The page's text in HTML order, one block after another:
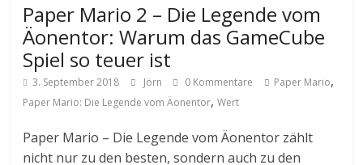
Paper Mario 2 – Die Legende vom
Äonentor: Warum das GameCube
Spiel so teuer ist
3. September 2018 Jörn 0 Kommentare Paper Mario,
Paper Mario: Die Legende vom Äonentor,Wert
Paper Mario – Die Legende vom Äonentor zählt
nicht nur zu den besten, sondern auch zu den